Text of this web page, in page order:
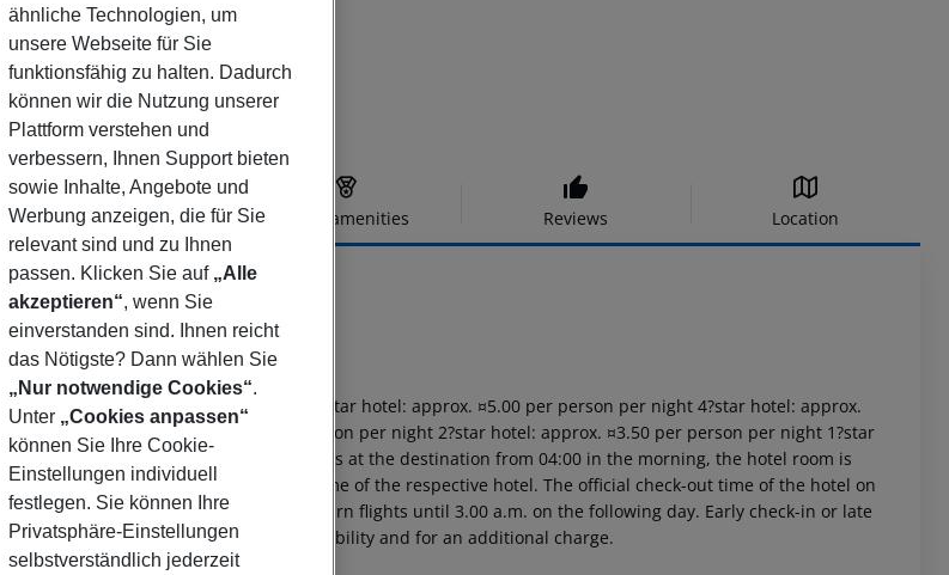
Offer description Hotel amenities Reviews Location
5
tax is charged on site per person. 5?star hotel: approx. ¤5.00 per person per night 4?star hotel: approx.
3?star hotel: approx. ¤4.00 per person per night 2?star hotel: approx. ¤3.50 per person per night 1?star
person per night For scheduled arrivals at the destination from 04:00 in the morning, the hotel room is
of arrival from the official check-in time of the respective hotel. The official check-out time of the hotel on
also be observed. This includes return flights until 3.00 a.m. on the following day. Early check-in or late
via our service team, subject to availability and for an additional charge.
ähnliche Technologien, um
unsere Webseite für Sie
funktionsfähig zu halten. Dadurch
können wir die Nutzung unserer
Plattform verstehen und
verbessern, Ihnen Support bieten
sowie Inhalte, Angebote und
Werbung anzeigen, die für Sie
relevant sind und zu Ihnen
passen. Klicken Sie auf „Alle
akzeptieren“, wenn Sie
einverstanden sind. Ihnen reicht
das Nötigste? Dann wählen Sie
„Nur notwendige Cookies“.
Unter „Cookies anpassen“
können Sie Ihre Cookie-
Einstellungen individuell
festlegen. Sie können Ihre
Privatsphäre-Einstellungen
selbstverständlich jederzeit